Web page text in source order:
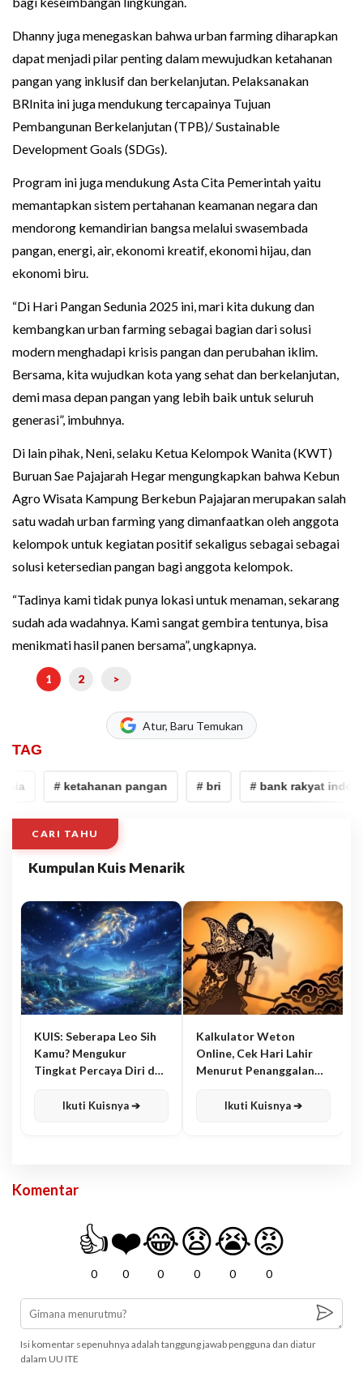
Dhanny juga menegaskan bahwa urban farming diharapkan
dapat menjadi pilar penting dalam mewujudkan ketahanan
pangan yang inklusif dan berkelanjutan. Pelaksanakan
BRInita ini juga mendukung tercapainya Tujuan
Pembangunan Berkelanjutan (TPB)/ Sustainable
Development Goals (SDGs).
Program ini juga mendukung Asta Cita Pemerintah yaitu
memantapkan sistem pertahanan keamanan negara dan
mendorong kemandirian bangsa melalui swasembada
pangan, energi, air, ekonomi kreatif, ekonomi hijau, dan
ekonomi biru.
“Di Hari Pangan Sedunia 2025 ini, mari kita dukung dan
kembangkan urban farming sebagai bagian dari solusi
modern menghadapi krisis pangan dan perubahan iklim.
Bersama, kita wujudkan kota yang sehat dan berkelanjutan,
demi masa depan pangan yang lebih baik untuk seluruh
generasi”, imbuhnya.
Di lain pihak, Neni, selaku Ketua Kelompok Wanita (KWT)
Buruan Sae Pajajarah Hegar mengungkapkan bahwa Kebun
Agro Wisata Kampung Berkebun Pajajaran merupakan salah
satu wadah urban farming yang dimanfaatkan oleh anggota
kelompok untuk kegiatan positif sekaligus sebagai sebagai
solusi ketersedian pangan bagi anggota kelompok.
“Tadinya kami tidak punya lokasi untuk menaman, sekarang
sudah ada wadahnya. Kami sangat gembira tentunya, bisa
menikmati hasil panen bersama”, ungkapnya.
1 2 >
Atur, Baru Temukan
TAG
# ketahanan pangan # bri # bank rakyat
CARI TAHU
Kumpulan Kuis Menarik
KUIS: Seberapa Leo Sih
Kamu? Mengukur
Tingkat Percaya Diri dan
Ikuti Kuisnya ➔
Kalkulator Weton
Online, Cek Hari Lahir
Menurut Penanggalan
Ikuti Kuisnya ➔
Komentar
👍
0
❤️
0
😂
0
😧
0
😭
0
😡
0
Isi komentar sepenuhnya adalah tanggung jawab pengguna dan diatur
dalam UU ITE